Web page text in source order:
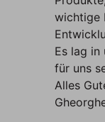
wichtige
Es lag in
für uns
Alles